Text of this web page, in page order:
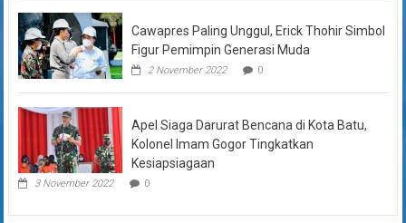
Cawapres Paling Unggul, Erick Thohir Simbol
Figur Pemimpin Generasi Muda
2 November 2022 0
Apel Siaga Darurat Bencana di Kota Batu,
Kolonel Imam Gogor Tingkatkan
Kesiapsiagaan
3 November 2022 0